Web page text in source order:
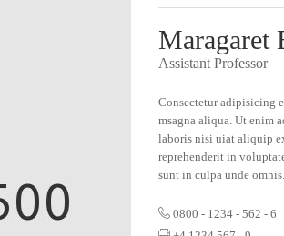
Maragaret
Assistant Professor
Consectetur adipisicing
msagna aliqua. Ut enim
laboris nisi uiat aliquip
reprehenderit in
sunt in culpa unde omnis.
0800 - 1234 - 562 - 6